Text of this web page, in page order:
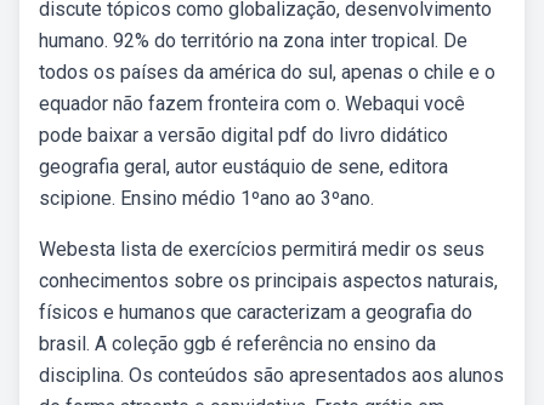
discute tópicos como globalização, desenvolvimento
humano. 92% do território na zona inter tropical. De
todos os países da américa do sul, apenas o chile e o
equador não fazem fronteira com o. Webaqui você
pode baixar a versão digital pdf do livro didático
geografia geral, autor eustáquio de sene, editora
scipione. Ensino médio 1ºano ao 3ºano.
Webesta lista de exercícios permitirá medir os seus
conhecimentos sobre os principais aspectos naturais,
físicos e humanos que caracterizam a geografia do
brasil. A coleção ggb é referência no ensino da
disciplina. Os conteúdos são apresentados aos alunos